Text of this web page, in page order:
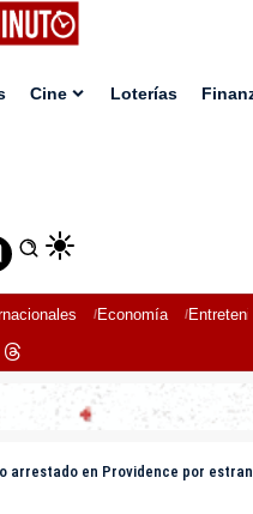
Cine Loterías
Economía
en Providence por estrangular mujer y herir